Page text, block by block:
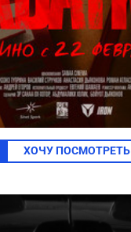
ХОЧУ ПОСМОТРЕТЬ